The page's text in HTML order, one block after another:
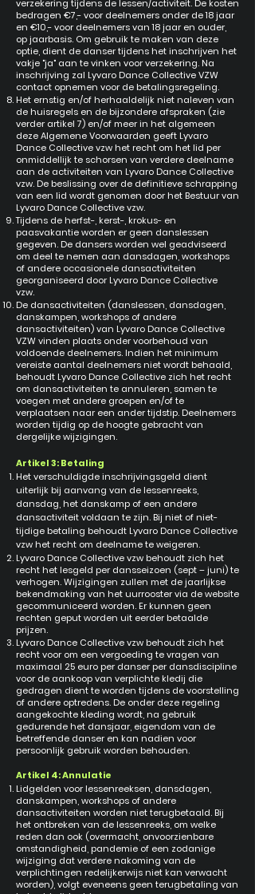
verzekering tijdens de lessen/activiteit. De kosten
bedragen €7,- voor deelnemers onder de 18 jaar
en €10,- voor deelnemers van 18 jaar en ouder,
op jaarbasis. Om gebruik te maken van deze
optie, dient de danser tijdens het inschrijven het
vakje "ja" aan te vinken voor verzekering. Na
inschrijving zal Lyvaro Dance Collective VZW
contact opnemen voor de betalingsregeling.
Het ernstig en/of herhaaldelijk niet naleven van
de huisregels en de bijzondere afspraken (zie
verder artikel 7) en/of meer in het algemeen
deze Algemene Voorwaarden geeft Lyvaro
Dance Collective vzw het recht om het lid per
onmiddellijk te schorsen van verdere deelname
aan de activiteiten van Lyvaro Dance Collective
vzw. De beslissing over de definitieve schrapping
van een lid wordt genomen door het Bestuur van
Lyvaro Dance Collective vzw.
Tijdens de herfst-, kerst-, krokus- en
paasvakantie worden er geen danslessen
gegeven. De dansers worden wel geadviseerd
om deel te nemen aan dansdagen, workshops
of andere occasionele dansactiviteiten
georganiseerd door Lyvaro Dance Collective
vzw.
De dansactiviteiten (danslessen, dansdagen,
danskampen, workshops of andere
dansactiviteiten) van Lyvaro Dance Collective
VZW vinden plaats onder voorbehoud van
voldoende deelnemers. Indien het minimum
vereiste aantal deelnemers niet wordt behaald,
behoudt Lyvaro Dance Collective zich het recht
om dansactiviteiten te annuleren, samen te
voegen met andere groepen en/of te
verplaatsen naar een ander tijdstip. Deelnemers
worden tijdig op de hoogte gebracht van
dergelijke wijzigingen.
Artikel 3: Betaling
Het verschuldigde inschrijvingsgeld dient
uiterlijk bij aanvang van de lessenreeks,
dansdag, het danskamp of een andere
dansactiviteit voldaan te zijn. Bij niet of niet-
tijdige betaling behoudt Lyvaro Dance Collective
vzw het recht om deelname te weigeren.
Lyvaro Dance Collective vzw behoudt zich het
recht het lesgeld per dansseizoen (sept – juni) te
verhogen. Wijzigingen zullen met de jaarlijkse
bekendmaking van het uurrooster via de website
gecommuniceerd worden. Er kunnen geen
rechten geput worden uit eerder betaalde
prijzen.
Lyvaro Dance Collective vzw behoudt zich het
recht voor om een vergoeding te vragen van
maximaal 25 euro per danser per dansdiscipline
voor de aankoop van verplichte kledij die
gedragen dient te worden tijdens de voorstelling
of andere optredens. De onder deze regeling
aangekochte kleding wordt, na gebruik
gedurende het dansjaar, eigendom van de
betreffende danser en kan nadien voor
persoonlijk gebruik worden behouden.
Artikel 4: Annulatie
Lidgelden voor lessenreeksen, dansdagen,
danskampen, workshops of andere
dansactiviteiten worden niet terugbetaald. Bij
het ontbreken van de lessenreeks, om welke
reden dan ook (overmacht, onvoorzienbare
omstandigheid, pandemie of een zodanige
wijziging dat verdere nakoming van de
verplichtingen redelijkerwijs niet kan verwacht
worden), volgt eveneens geen terugbetaling van